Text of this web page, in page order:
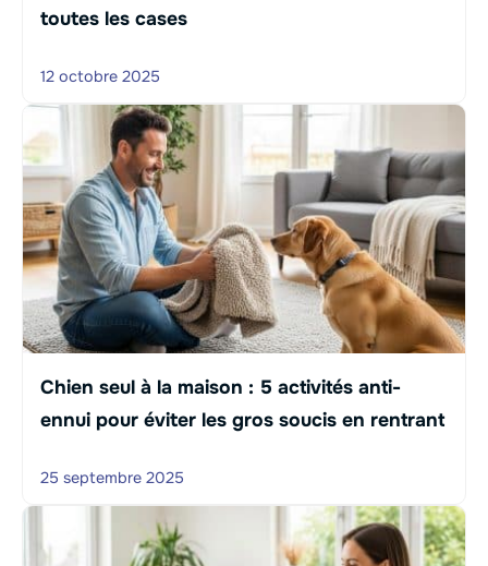
toutes les cases
12 octobre 2025
Chien seul à la maison : 5 activités anti-
ennui pour éviter les gros soucis en rentrant
25 septembre 2025